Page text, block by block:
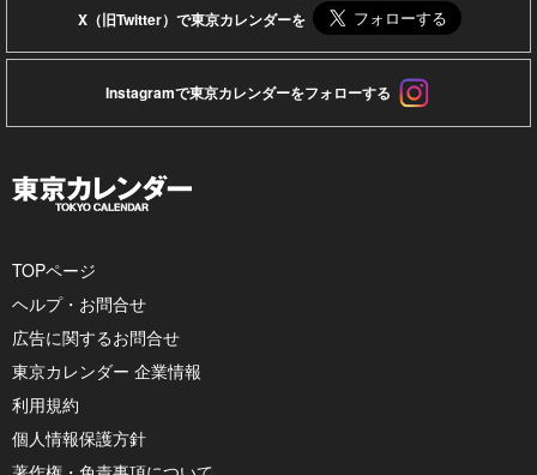
X（旧Twitter）で東京カレンダーを
Instagramで東京カレンダーをフォローする
TOPページ
ヘルプ・お問合せ
広告に関するお問合せ
東京カレンダー 企業情報
利用規約
個人情報保護方針